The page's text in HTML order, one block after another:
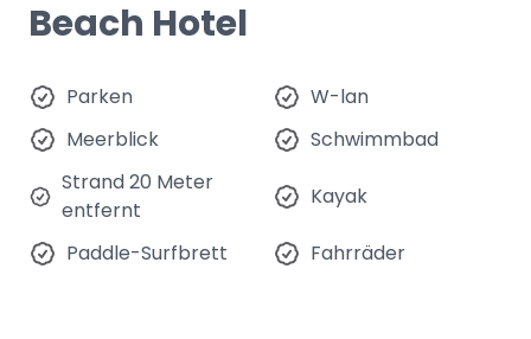
Beach Hotel
Parken
W-lan
Meerblick
Schwimmbad
Strand 20 Meter
entfernt
Kayak
Paddle-Surfbrett Fahrräder